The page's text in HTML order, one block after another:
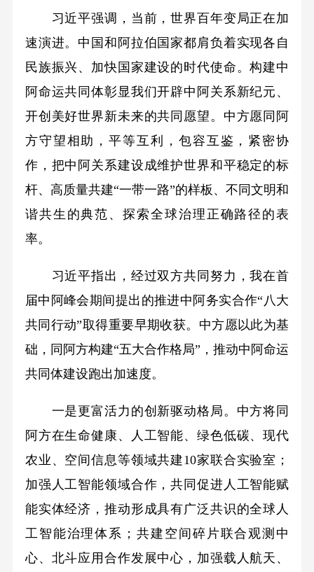
习近平强调，当前，世界百年变局正在加
速演进。中国和阿拉伯国家都肩负着实现各自
民族振兴、加快国家建设的时代使命。构建中
阿命运共同体彰显我们开辟中阿关系新纪元、
开创美好世界新未来的共同愿望。中方愿同阿
方守望相助，平等互利，包容互鉴，紧密协
作，把中阿关系建设成维护世界和平稳定的标
杆、高质量共建“一带一路”的样板、不同文明和
谐共生的典范、探索全球治理正确路径的表
率。
习近平指出，经过双方共同努力，我在首
届中阿峰会期间提出的推进中阿务实合作“八大
共同行动”取得重要早期收获。中方愿以此为基
础，同阿方构建“五大合作格局”，推动中阿命运
共同体建设跑出加速度。
一是更富活力的创新驱动格局。中方将同
阿方在生命健康、人工智能、绿色低碳、现代
农业、空间信息等领域共建10家联合实验室；
加强人工智能领域合作，共同促进人工智能赋
能实体经济，推动形成具有广泛共识的全球人
工智能治理体系；共建空间碎片联合观测中
心、北斗应用合作发展中心，加强载人航天、